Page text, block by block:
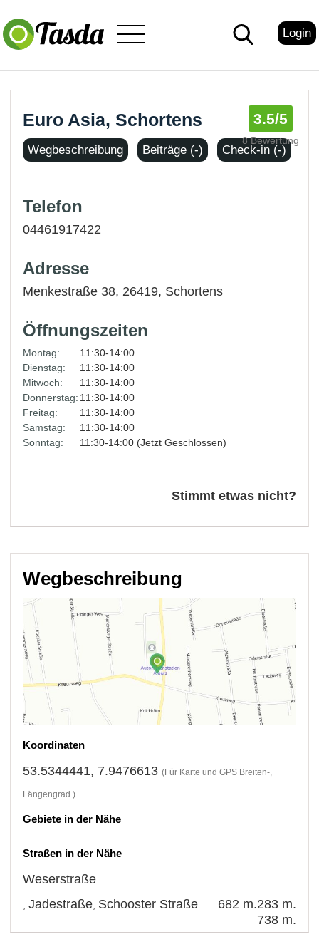
Login
Euro Asia, Schortens 3.5/5
8 Bewertung
Wegbeschreibung Beiträge (-) Check-in (-)
Telefon
04461917422
Adresse
Menkestraße 38, 26419, Schortens
Öffnungszeiten
Montag:
11:30-14:00
Dienstag:
11:30-14:00
Mitwoch:
11:30-14:00
Donnerstag: 11:30-14:00
Freitag:
11:30-14:00
Samstag:
11:30-14:00
Sonntag:
11:30-14:00 (Jetzt Geschlossen)
Stimmt etwas nicht?
Wegbeschreibung
Koordinaten
53.5344441, 7.9476613 (Für Karte und GPS Breiten-,
Längengrad.)
Gebiete in der Nähe
Straßen in der Nähe
Weserstraße
283 m.
,Jadestraße 682 m.
Schooster Straße
738 m.